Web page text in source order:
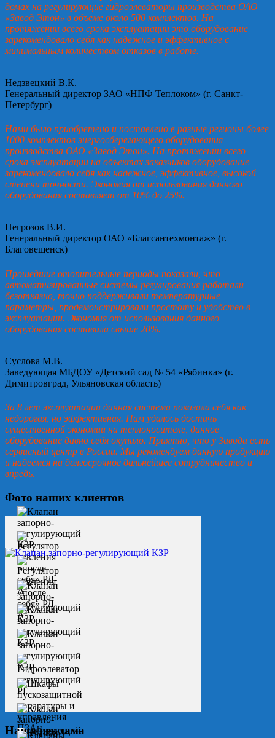
домах на регулирующие гидроэлеваторы производства ОАО
«Завод Этон» в объеме около 500 комплектов. На
протяжении всего срока эксплуатации это оборудование
зарекомендовало себя как надежное и эффективное с
минимальным количеством отказов в работе.
Недзвецкий В.К.
Генеральный директор ЗАО «НПФ Теплоком» (г. Санкт-
Петербург)
Нами было приобретено и поставлено в разные регионы более
1000 комплектов энергосберегающего оборудования
производства ОАО «Завод Этон». На протяжении всего
срока эксплуатации на объектах заказчиков оборудование
зарекомендовало себя как надежное, эффективное, высокой
степени точности. Экономия от использования данного
оборудования составляет от 10% до 25%.
Негрозов В.И.
Генеральный директор ОАО «Благсантехмонтаж» (г.
Благовещенск)
Прошедшие отопительные периоды показали, что
автоматизированные системы регулирования работали
безотказно, точно поддерживали температурные
параметры, продемонстрировали простоту и удобство в
эксплуатации. Экономия от использования данного
оборудования составила свыше 20%.
Суслова М.В.
Заведующая МБДОУ «Детский сад № 54 «Рябинка» (г.
Димитровград, Ульяновская область)
За 8 лет эксплуатации данная система показала себя как
недорогая, но эффективная. Нам удалось достичь
существенной экономии на теплоносителе, данное
оборудование давно себя окупило. Приятно, что у Завода есть
сервисный центр в России. Мы рекомендуем данную продукцию
и надеемся на долгосрочное дальнейшее сотрудничество и
впредь.
Фото наших клиентов
Наша реклама